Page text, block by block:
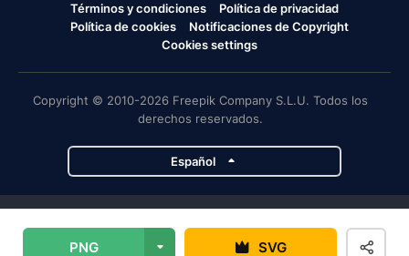
PNG SVG
Términos y condiciones
Política de privacidad
Política de cookies
Notificaciones de Copyright
Cookies settings
Copyright © 2010-2026 Freepik Company S.L.U. Todos los
derechos reservados.
Español